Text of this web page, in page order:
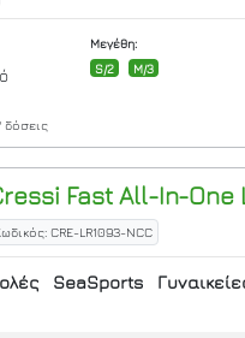
δόσεις
Μεγέθη:
S/2
M/3
Fast All-In-One
CRE-LR1093-NCC
SeaSports